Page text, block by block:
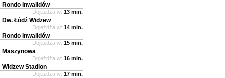
Rondo Inwalidów
Dojeżdża w: 13 min.
Dw. Łódź Widzew
Dojeżdża w: 14 min.
Rondo Inwalidów
Dojeżdża w: 15 min.
Maszynowa
Dojeżdża w: 16 min.
Widzew Stadion
Dojeżdża w: 17 min.